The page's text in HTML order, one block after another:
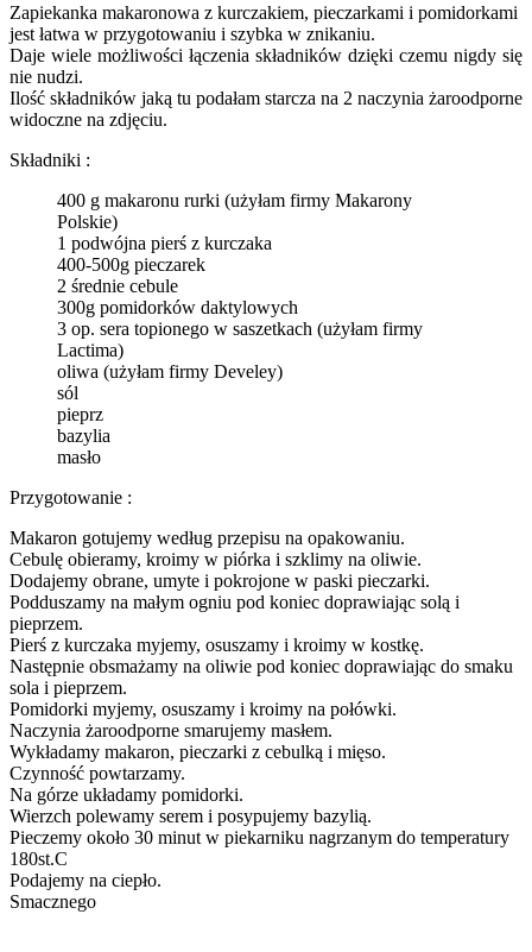
Zapiekanka makaronowa z kurczakiem, pieczarkami i pomidorkami
jest łatwa w przygotowaniu i szybka w znikaniu.
Daje wiele możliwości łączenia składników dzięki czemu nigdy się
nie nudzi.
Ilość składników jaką tu podałam starcza na 2 naczynia żaroodporne
widoczne na zdjęciu.
Składniki :
400 g makaronu rurki (użyłam firmy Makarony
Polskie)
1 podwójna pierś z kurczaka
400-500g pieczarek
2 średnie cebule
300g pomidorków daktylowych
3 op. sera topionego w saszetkach (użyłam firmy
Lactima)
oliwa (użyłam firmy Develey)
sól
pieprz
bazylia
masło
Przygotowanie :
Makaron gotujemy według przepisu na opakowaniu.
Cebulę obieramy, kroimy w piórka i szklimy na oliwie.
Dodajemy obrane, umyte i pokrojone w paski pieczarki.
Podduszamy na małym ogniu pod koniec doprawiając solą i
pieprzem.
Pierś z kurczaka myjemy, osuszamy i kroimy w kostkę.
Następnie obsmażamy na oliwie pod koniec doprawiając do smaku
sola i pieprzem.
Pomidorki myjemy, osuszamy i kroimy na połówki.
Naczynia żaroodporne smarujemy masłem.
Wykładamy makaron, pieczarki z cebulką i mięso.
Czynność powtarzamy.
Na górze układamy pomidorki.
Wierzch polewamy serem i posypujemy bazylią.
Pieczemy około 30 minut w piekarniku nagrzanym do temperatury
180st.C
Podajemy na ciepło.
Smacznego